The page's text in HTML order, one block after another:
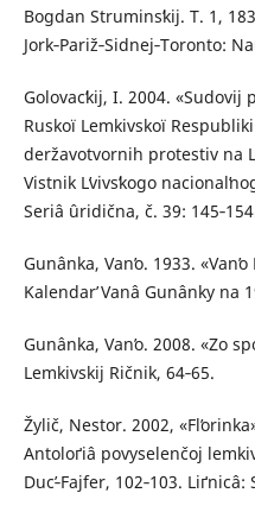
Bogdan Strumіnsʹkij. T. 1,
Jork‑Pariž‑Sidnej‑Toronto:
Golovacʹkij, І. 2004.
Ruskoї Lemkіvskoї
deržavotvornih protestіv na
Vіstnik Lʹvіvsʹkogo
Serіâ ûridična, č. 39:
Gunânka, Vanʹo. 1933.
Kalendarʹ Vanâ Gunânky na
Gunânka, Vanʹo. 2008. «Zo
Lemkіvskіj Rіčnik, 64‑65.
Žylič, Nestor. 2002,
Antoloґіâ povyselenčoj
Ducʹ‑Fajfer, 102‑103.